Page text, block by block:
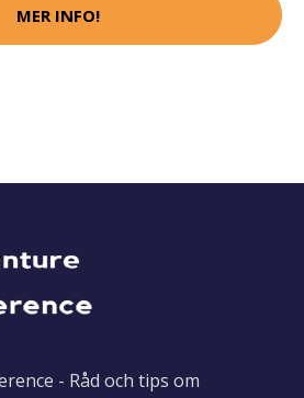
MER INFO!
- Råd och tips om